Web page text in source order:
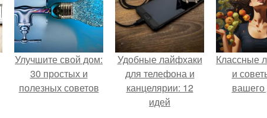
Улучшите свой дом:
30 простых и
полезных советов
Удобные лайфхаки
для телефона и
канцелярии: 12
идей
Классные
и